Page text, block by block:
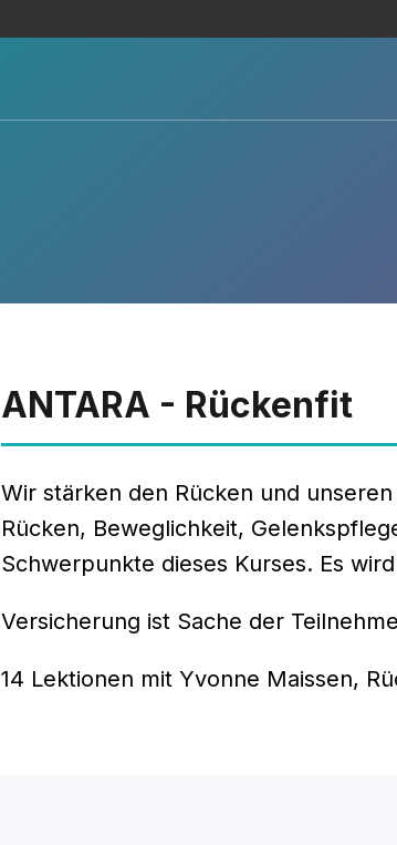
ANTARA - Rückenfit
Wir stärken den Rücken und
Rücken, Beweglichkeit,
Schwerpunkte dieses Kurses. Es
Versicherung ist Sache der
14 Lektionen mit Yvonne Maissen,